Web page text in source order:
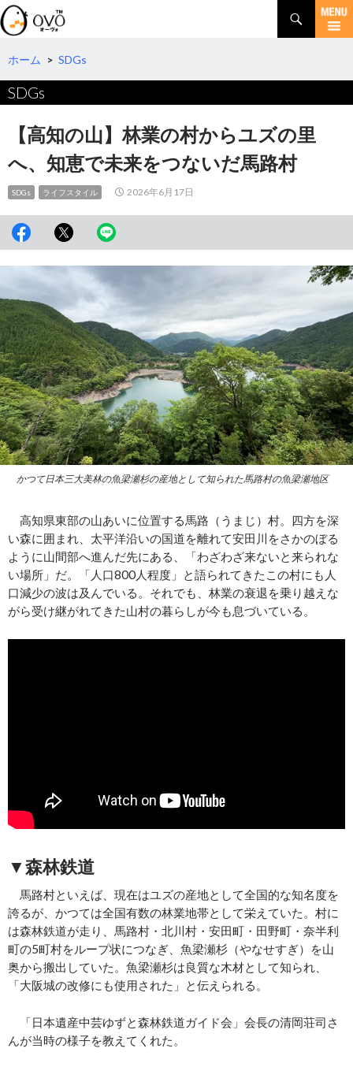
検
索
コ
テ
ツ
へ
ホーム > SDGs
SDGs
【高知の山】林業の村からユズの里
へ、知恵で未来をつないだ馬路村
SDGs ライフスタイル 2026年6月17日
かつて日本三大美林の魚梁瀬杉の産地として知られた馬路村の魚梁瀬地区
高知県東部の山あいに位置する馬路（うまじ）村。四方を深
い森に囲まれ、太平洋沿いの国道を離れて安田川をさかのぼる
ように山間部へ進んだ先にある、「わざわざ来ないと来られな
い場所」だ。「人口800人程度」と語られてきたこの村にも人
口減少の波は及んでいる。それでも、林業の衰退を乗り越えな
がら受け継がれてきた山村の暮らしが今も息づいている。
▼森林鉄道
馬路村といえば、現在はユズの産地として全国的な知名度を
誇るが、かつては全国有数の林業地帯として栄えていた。村に
は森林鉄道が走り、馬路村・北川村・安田町・田野町・奈半利
町の5町村をループ状につなぎ、魚梁瀬杉（やなせすぎ）を山
奥から搬出していた。魚梁瀬杉は良質な木材として知られ、
「大阪城の改修にも使用された」と伝えられる。
「日本遺産中芸ゆずと森林鉄道ガイド会」会長の清岡荘司さ
んが当時の様子を教えてくれた。